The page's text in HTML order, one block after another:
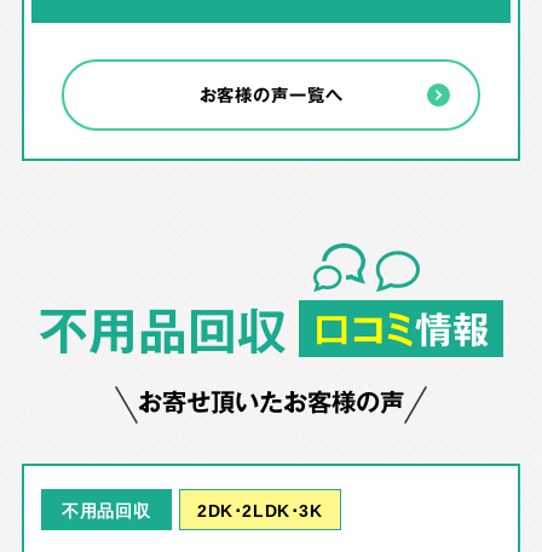
お客様の声一覧へ
不用品回収 口コミ情報
お寄せ頂いたお客様の声
不用品回収 2DK･2LDK･3K